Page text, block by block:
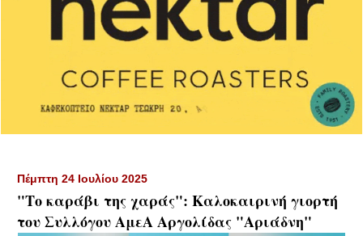
Πέμπτη 24 Ιουλίου 2025
"Το καράβι της χαράς": Καλοκαιρινή γιορτή
του Συλλόγου ΑμεΑ Αργολίδας "Αριάδνη"